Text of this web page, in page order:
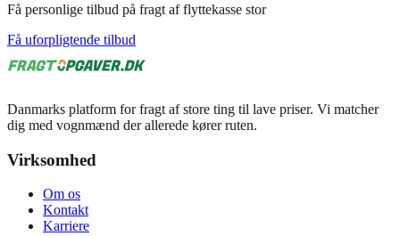
Få personlige tilbud på fragt af flyttekasse stor
Få uforpligtende tilbud
Danmarks platform for fragt af store ting til lave priser. Vi matcher
dig med vognmænd der allerede kører ruten.
Virksomhed
Om os
Kontakt
Karriere